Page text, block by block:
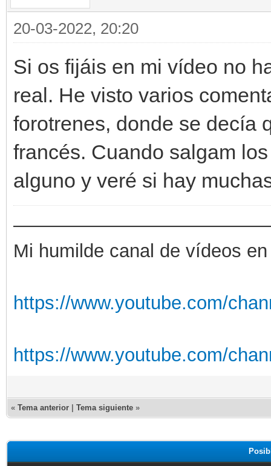
20-03-2022, 20:20
Si os fijáis en mi vídeo no
real. He visto varios
forotrenes, donde se decía
francés. Cuando salgam
alguno y veré si hay
Mi humilde canal de vídeos
https://www.youtube.com/
https://www.youtube.com/
« Tema anterior | Tema siguiente »